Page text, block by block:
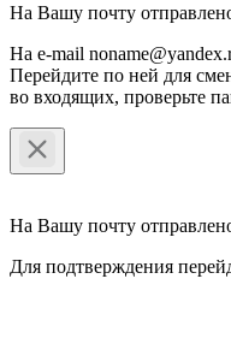
На Вашу почту
На e-mail
Перейдите по ней для
во входящих, проверьте
На Вашу почту
Для подтверждения